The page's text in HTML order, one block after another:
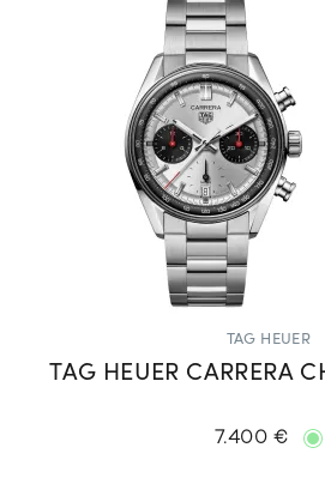
TAG HEUER
TAG HEUER CARRERA
7.400 €